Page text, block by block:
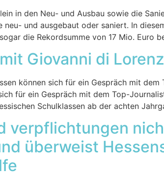
in den Neu- und Ausbau sowie die
neu- und ausgebaut oder saniert. In
die Rekordsumme von 17 Mio. Euro
Giovanni di
können sich für ein Gespräch mit
für ein Gespräch mit dem Top-
Schulklassen ab der achten
verpflichtungen
überweist